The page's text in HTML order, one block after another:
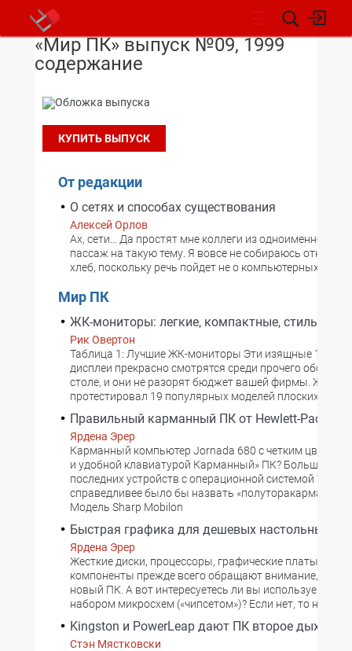
НОВОСТИ
«Мир ПК» выпуск №09, 1999
содержание
КУПИТЬ ВЫПУСК
От редакции
О сетях и способах существования
Алексей Орлов
Ах, сети... Да простят мне коллеги из одноименного
пассаж на такую тему. Я вовсе не собираюсь
хлеб, поскольку речь пойдет не о компьютерных
Мир ПК
ЖК-мониторы: легкие, компактные, стильные
Рик Овертон
Таблица 1: Лучшие ЖК-мониторы Эти изящные 15-
дисплеи прекрасно смотрятся среди прочего
столе, и они не разорят бюджет вашей фирмы.
протестировал 19 популярных моделей плоских
Правильный карманный ПК от Hewlett-Packard
Ярдена Эрер
Карманный компьютер Jornada 680 с четким
и удобной клавиатурой Карманный» ПК?
последних устройств с операционной системой
справедливее было бы назвать
Модель Sharp Mobilon
Быстрая графика для дешевых настольных ПК
Ярдена Эрер
Жесткие диски, процессоры, графические платы -
компоненты прежде всего обращают внимание,
новый ПК. А вот интересуетесь ли вы используемым в
набором микросхем («чипсетом»)? Если нет, то
Kingston и PowerLeap дают ПК второе дыхание
Стэн Мястковски